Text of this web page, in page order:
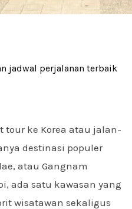
jadwal perjalanan terbaik
tour ke Korea atau jalan-
destinasi populer
atau Gangnam
ada satu kawasan yang
wisatawan sekaligus